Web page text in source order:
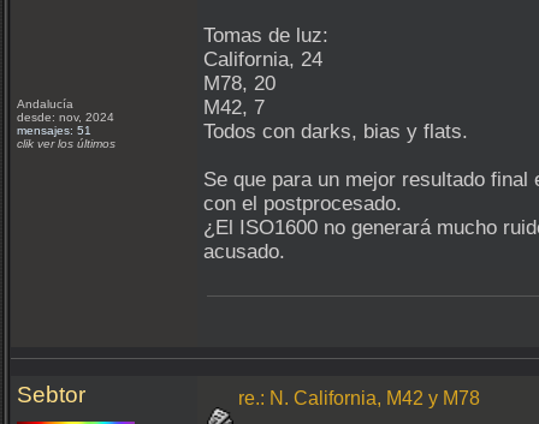
Andalucía
desde: nov, 2024
mensajes: 51
clik ver los últimos
Tomas de luz:
California, 24
M78, 20
M42, 7
Todos con darks, bias y flats.
Se que para un mejor resultado
con el postprocesado.
¿El ISO1600 no generará mucho
acusado.
Sebtor re.: N. California, M42 y M78